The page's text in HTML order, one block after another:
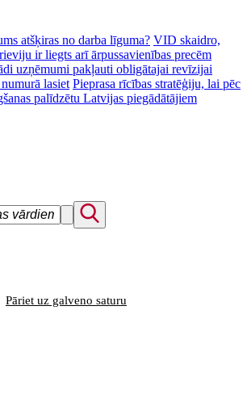
atšķiras no darba līguma? VID skaidro,
ir liegts arī ārpussavienības precēm
uzņēmumi pakļauti obligātajai revīzijai
lasiet Pieprasa rīcības stratēģiju, lai pēc
palīdzētu Latvijas piegādātājiem
Pāriet uz galveno saturu